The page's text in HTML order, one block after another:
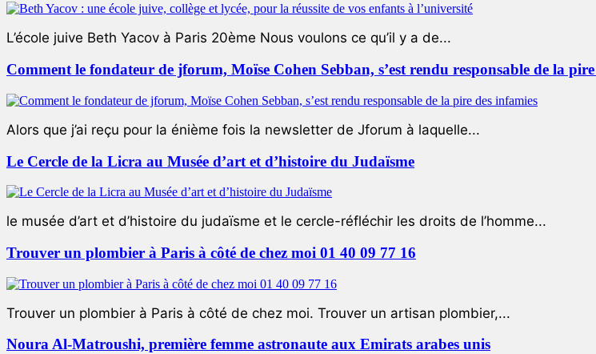
L’école juive Beth Yacov à Paris 20ème Nous voulons ce qu’il y a de...
Comment le fondateur de jforum, Moïse Cohen Sebban, s’est rendu responsable de la
Alors que j’ai reçu pour la énième fois la newsletter de Jforum à laquelle...
Le Cercle de la Licra au Musée d’art et d’histoire du Judaïsme
le musée d’art et d’histoire du judaïsme et le cercle-réfléchir les droits de l’homme...
Trouver un plombier à Paris à côté de chez moi 01 40 09 77 16
Trouver un plombier à Paris à côté de chez moi. Trouver un artisan plombier,...
Noura Al-Matroushi, première femme astronaute aux Emirats arabes unis